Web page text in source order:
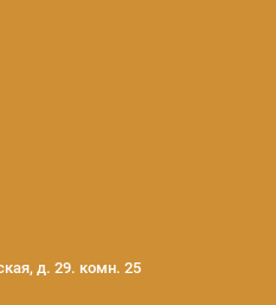
д. 29. комн. 25